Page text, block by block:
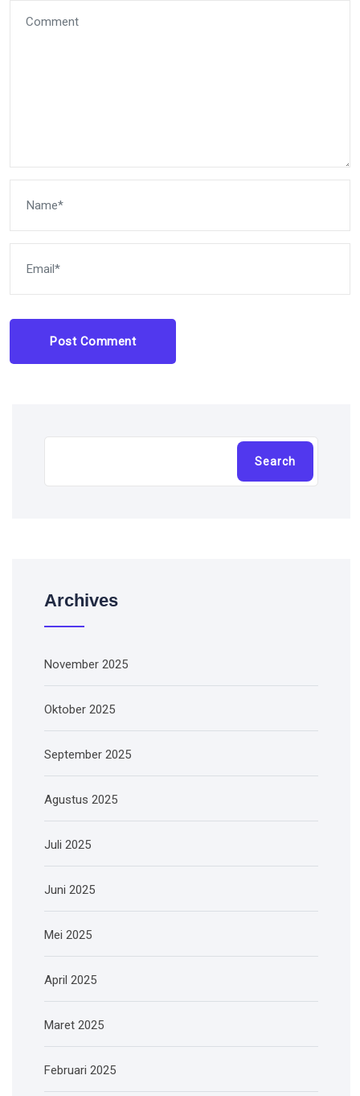
Post Comment
Cari
Search
Archives
November 2025
Oktober 2025
September 2025
Agustus 2025
Juli 2025
Juni 2025
Mei 2025
April 2025
Maret 2025
Februari 2025